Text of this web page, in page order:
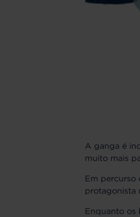
A ganga é
muito mais
Em percurso
protagonista
Enquanto os